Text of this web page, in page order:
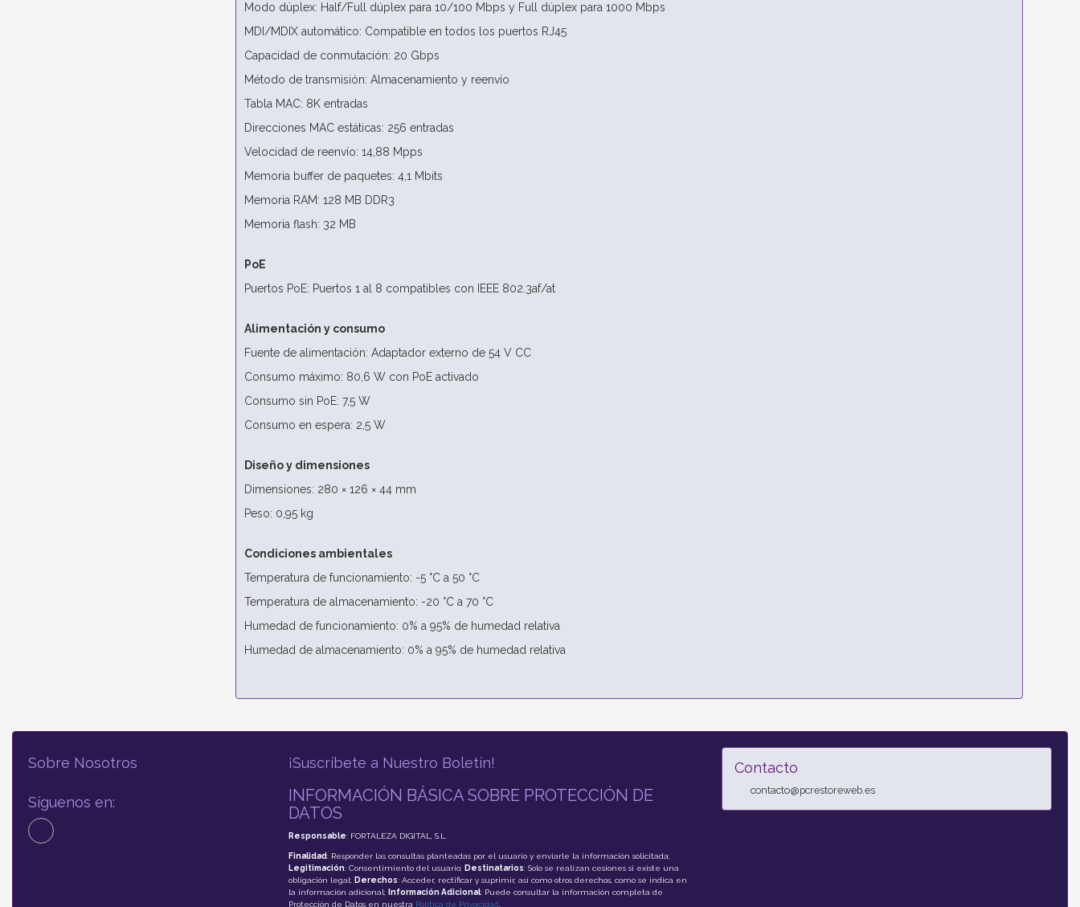
Modo dúplex: Half/Full dúplex para 10/100 Mbps y Full dúplex para 1000 Mbps
MDI/MDIX automático: Compatible en todos los puertos RJ45
Capacidad de conmutación: 20 Gbps
Método de transmisión: Almacenamiento y reenvío
Tabla MAC: 8K entradas
Direcciones MAC estáticas: 256 entradas
Velocidad de reenvío: 14,88 Mpps
Memoria buffer de paquetes: 4,1 Mbits
Memoria RAM: 128 MB DDR3
Memoria flash: 32 MB
PoE
Puertos PoE: Puertos 1 al 8 compatibles con IEEE 802.3af/at
Alimentación y consumo
Fuente de alimentación: Adaptador externo de 54 V CC
Consumo máximo: 80,6 W con PoE activado
Consumo sin PoE: 7,5 W
Consumo en espera: 2,5 W
Diseño y dimensiones
Dimensiones: 280 × 126 × 44 mm
Peso: 0,95 kg
Condiciones ambientales
Temperatura de funcionamiento: -5 °C a 50 °C
Temperatura de almacenamiento: -20 °C a 70 °C
Humedad de funcionamiento: 0% a 95% de humedad relativa
Humedad de almacenamiento: 0% a 95% de humedad relativa
Sobre Nosotros
Síguenos en:
¡Suscríbete a Nuestro Boletín!
INFORMACIÓN BÁSICA SOBRE PROTECCIÓN DE
DATOS
Responsable: FORTALEZA DIGITAL, S.L.
Finalidad: Responder las consultas planteadas por el usuario y enviarle la información solicitada;
Legitimación: Consentimiento del usuario; Destinatarios: Solo se realizan cesiones si existe una
obligación legal; Derechos: Acceder, rectificar y suprimir, así como otros derechos, como se indica en
la información adicional;
Información Adicional: Puede consultar la información completa de
Protección de Datos en nuestra Política de Privacidad.
Contacto
contacto@pcrestoreweb.es